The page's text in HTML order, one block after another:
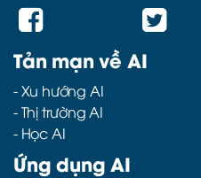
Tản mạn về AI
-Xu hướng AI
-Thị trường AI
- Học AI
Ứng dụng AI